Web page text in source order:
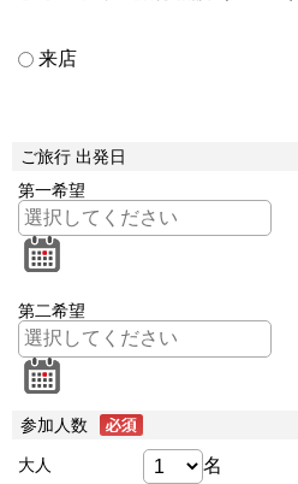
来店
ご旅行 出発日
第一希望
第二希望
参加人数
大人 名